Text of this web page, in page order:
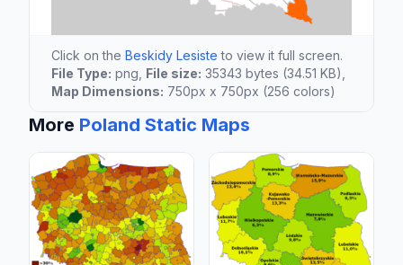
Click on the Beskidy Lesiste to view it full screen.
File Type: png, File size: 35343 bytes (34.51 KB),
Map Dimensions: 750px x 750px (256 colors)
More Poland Static Maps